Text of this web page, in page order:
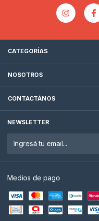
CATEGORÍAS
NOSOTROS
CONTACTÁNOS
NEWSLETTER
Medios de pago